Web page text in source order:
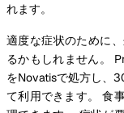
れます。
適度な症状のために
るかもしれません。
をNovatisで処方し、
て利用できます。 食